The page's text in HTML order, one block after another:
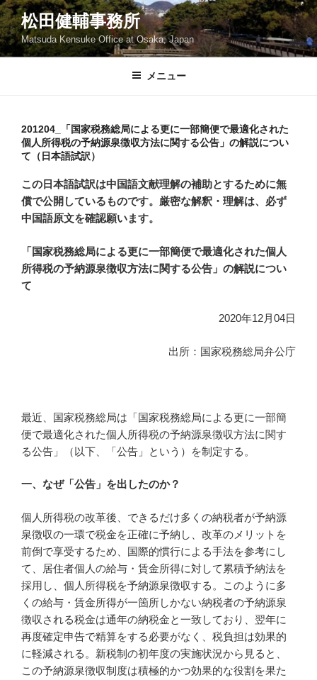
コ
ン
テ
ン
松田健輔事務所
Matsuda Kensuke Office at Osaka, Japan
メニュー
201204_「国家税務総局による更に一部簡便で最適化された
個人所得税の予納源泉徴収方法に関する公告」の解説につい
て（日本語試訳）
この日本語試訳は中国語文献理解の補助とするために無
償で公開しているものです。厳密な解釈・理解は、必ず
中国語原文を確認願います。
「国家税務総局による更に一部簡便で最適化された個人
所得税の予納源泉徴収方法に関する公告」の解説につい
て
2020年12月04日
出所：国家税務総局弁公庁
最近、国家税務総局は「国家税務総局による更に一部簡
便で最適化された個人所得税の予納源泉徴収方法に関す
る公告」（以下、「公告」という）を制定する。
一、なぜ「公告」を出したのか？
個人所得税の改革後、できるだけ多くの納税者が予納源
泉徴収の一環で税金を正確に予納し、改革のメリットを
前倒で享受するため、国際的慣行による手法を参考にし
て、居住者個人の給与・賃金所得に対して累積予納法を
採用し、個人所得税を予納源泉徴収する。このように多
くの給与・賃金所得が一箇所しかない納税者の予納源泉
徴収される税金は通年の納税金と一致しており、翌年に
再度確定申告で精算をする必要がなく、税負担は効果的
に軽減される。新税制の初年度の実施状況から見ると、
この予納源泉徴収制度は積極的かつ効果的な役割を果た